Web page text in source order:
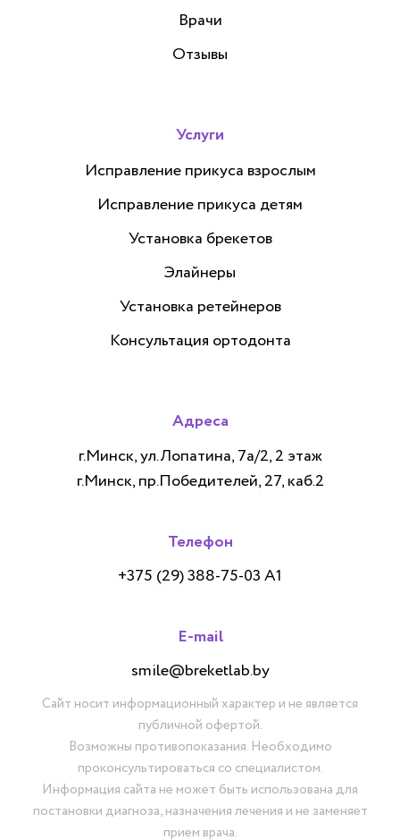
Врачи
Отзывы
Услуги
Исправление прикуса взрослым
Исправление прикуса детям
Установка брекетов
Элайнеры
Установка ретейнеров
Консультация ортодонта
Адреса
г.Минск, ул.Лопатина, 7а/2, 2 этаж
г.Минск, пр.Победителей, 27, каб.2
Телефон
+375 (29) 388-75-03 А1
E-mail
smile@breketlab.by
Сайт носит информационный характер и не является
публичной офертой.
Возможны противопоказания. Необходимо
проконсультироваться со специалистом.
Информация сайта не может быть использована для
постановки диагноза, назначения лечения и не заменяет
прием врача.